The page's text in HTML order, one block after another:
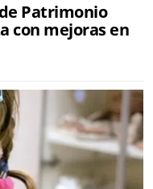
Patrimonio
con mejoras en